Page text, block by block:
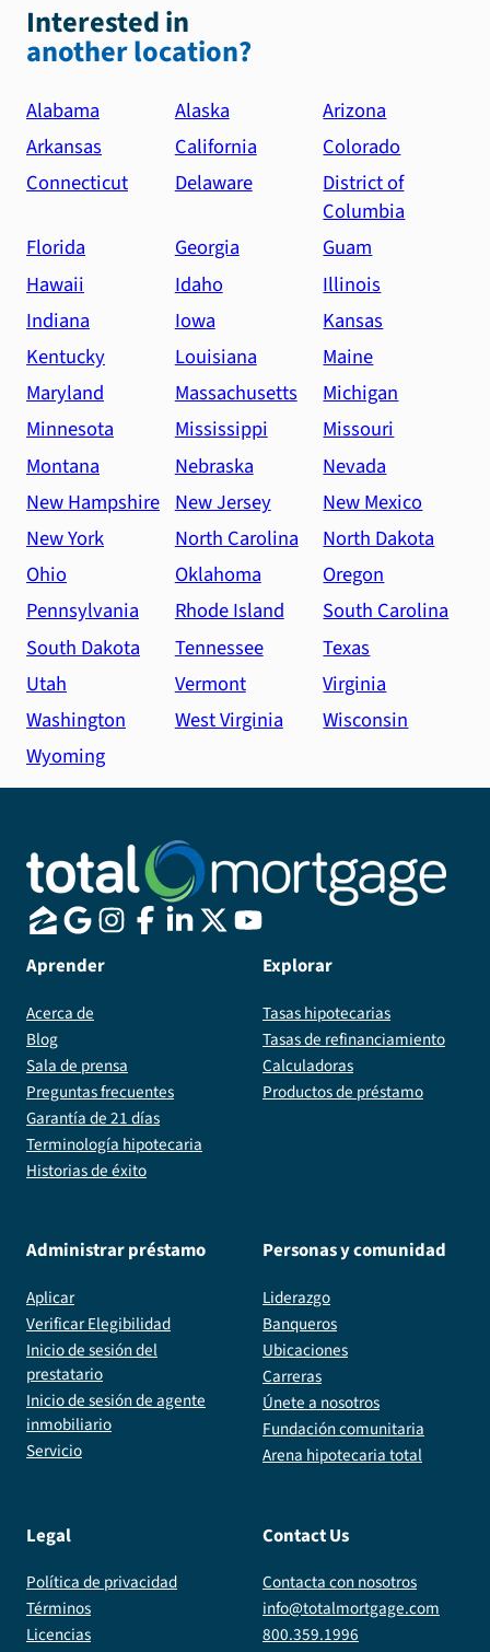
Interested in
another location?
Alabama Alaska
Arizona
Arkansas
California
Colorado
Connecticut
Delaware
District of
Columbia
Florida
Georgia
Guam
Hawaii
Idaho
Illinois
Indiana
Iowa
Kansas
Kentucky
Louisiana
Maine
Maryland
Massachusetts
Michigan
Minnesota
Mississippi
Missouri
Montana
Nebraska
Nevada
New Hampshire New Jersey
New Mexico
New York
North Carolina
North Dakota
Ohio
Oklahoma
Oregon
Pennsylvania
Rhode Island
South Carolina
South Dakota
Tennessee
Texas
Utah
Vermont
Virginia
Washington
West Virginia
Wisconsin
Wyoming
Aprender
Acerca de
Blog
Sala de prensa
Preguntas frecuentes
Garantía de 21 días
Terminología hipotecaria
Historias de éxito
Explorar
Tasas hipotecarias
Tasas de refinanciamiento
Calculadoras
Productos de préstamo
Administrar préstamo
Aplicar
Verificar Elegibilidad
Inicio de sesión del
prestatario
Inicio de sesión de agente
inmobiliario
Servicio
Personas y comunidad
Liderazgo
Banqueros
Ubicaciones
Carreras
Únete a nosotros
Fundación comunitaria
Arena hipotecaria total
Legal
Política de privacidad
Términos
Licencias
Contact Us
Contacta con nosotros
info@totalmortgage.com
800.359.1996